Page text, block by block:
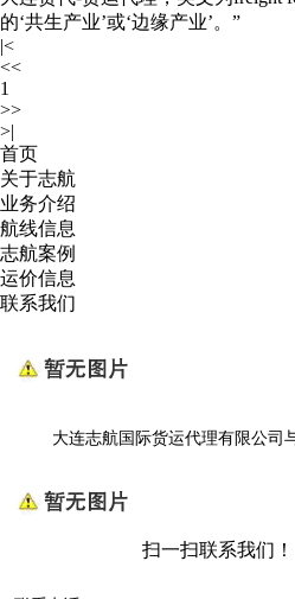
的‘共生产业’或‘边缘产业’。”
|<
<<
1
>>
>|
首页
关于志航
业务介绍
航线信息
志航案例
运价信息
联系我们
大连志航国际货运代理有限公司与各
扫一扫联系我们！